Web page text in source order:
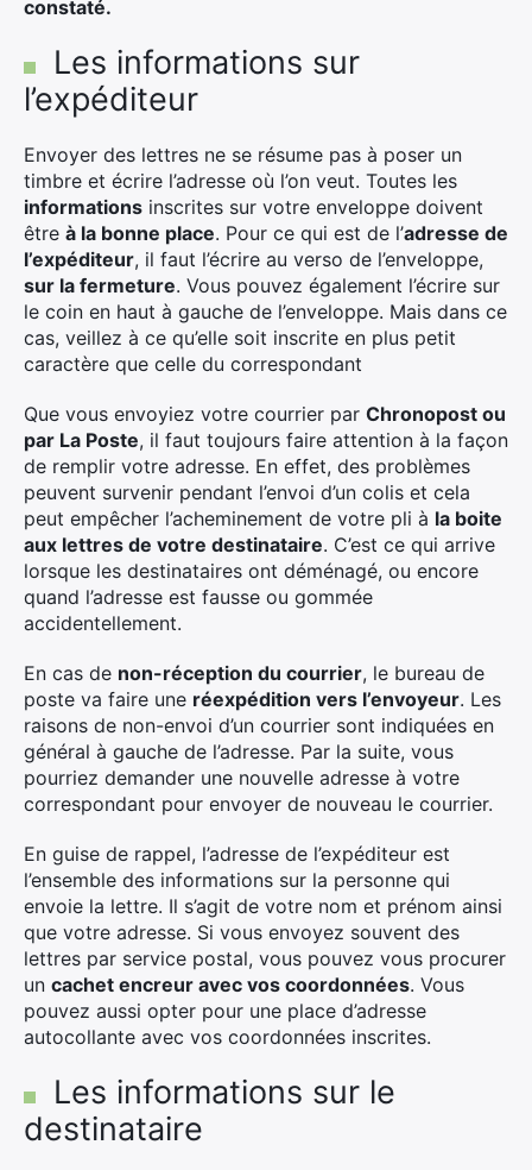
constaté.
Les informations sur
l’expéditeur
Envoyer des lettres ne se résume pas à poser un
timbre et écrire l’adresse où l’on veut. Toutes les
informations inscrites sur votre enveloppe doivent
être à la bonne place. Pour ce qui est de l’adresse de
l’expéditeur, il faut l’écrire au verso de l’enveloppe,
sur la fermeture. Vous pouvez également l’écrire sur
le coin en haut à gauche de l’enveloppe. Mais dans ce
cas, veillez à ce qu’elle soit inscrite en plus petit
caractère que celle du correspondant
Que vous envoyiez votre courrier par Chronopost ou
par La Poste, il faut toujours faire attention à la façon
de remplir votre adresse. En effet, des problèmes
peuvent survenir pendant l’envoi d’un colis et cela
peut empêcher l’acheminement de votre pli à la boite
aux lettres de votre destinataire. C’est ce qui arrive
lorsque les destinataires ont déménagé, ou encore
quand l’adresse est fausse ou gommée
accidentellement.
En cas de non-réception du courrier, le bureau de
poste va faire une réexpédition vers l’envoyeur. Les
raisons de non-envoi d’un courrier sont indiquées en
général à gauche de l’adresse. Par la suite, vous
pourriez demander une nouvelle adresse à votre
correspondant pour envoyer de nouveau le courrier.
En guise de rappel, l’adresse de l’expéditeur est
l’ensemble des informations sur la personne qui
envoie la lettre. Il s’agit de votre nom et prénom ainsi
que votre adresse. Si vous envoyez souvent des
lettres par service postal, vous pouvez vous procurer
un cachet encreur avec vos coordonnées. Vous
pouvez aussi opter pour une place d’adresse
autocollante avec vos coordonnées inscrites.
Les informations sur le
destinataire
Rechercher
: